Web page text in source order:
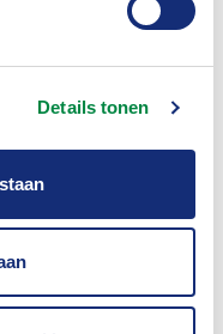
Details tonen
De vraag bij die NPS-
score vaak al
nog steeds aan het
wel een boost.”
vooral